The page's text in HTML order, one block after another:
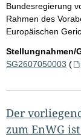
Bundesregierung
Rahmen des
Europäischen
Stellungnahmen/
SG2607050003 (
Der
zum EnWG